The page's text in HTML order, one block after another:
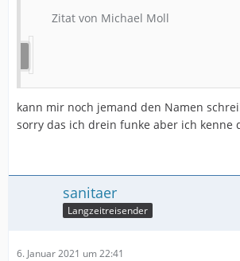
Zitat von Michael Moll
kann mir noch jemand den Namen
sorry das ich drein funke aber ich kenne
sanitaer
Langzeitreisender
6. Januar 2021 um 22:41